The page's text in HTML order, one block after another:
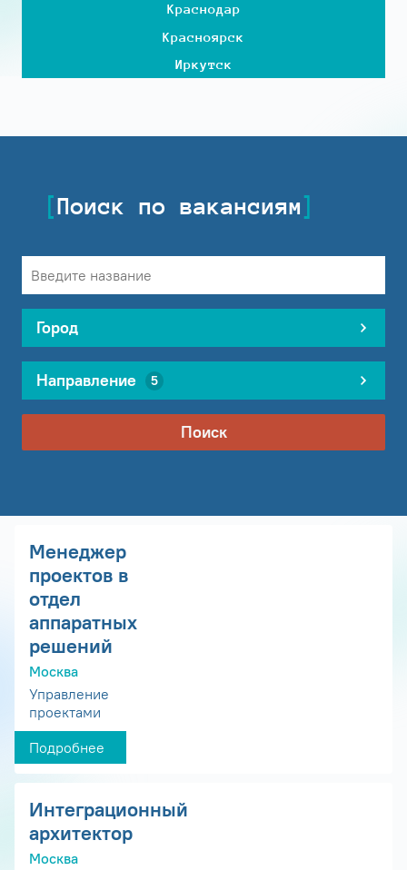
Краснодар
Красноярск
Иркутск
Поиск по вакансиям
Город
Направление 5
Поиск
Менеджер
проектов в
отдел
аппаратных
решений
Москва
Управление
проектами
Подробнее
Интеграционный
архитектор
Москва